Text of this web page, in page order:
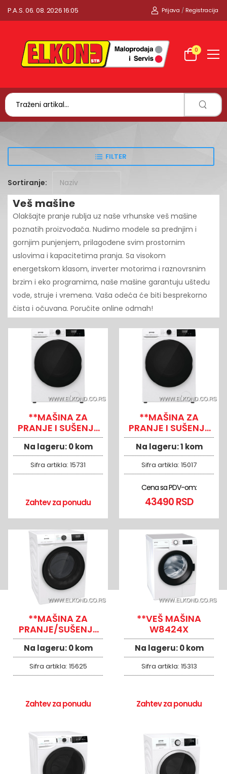
P.A.S. 06. 08. 2026 16:05 Prijava / Registracija
0
FILTER
Sortiranje:
Veš mašine
Olakšajte pranje rublja uz naše vrhunske veš mašine
poznatih proizvođača. Nudimo modele sa prednjim i
gornjim punjenjem, prilagođene svim prostornim
uslovima i kapacitetima pranja. Sa visokom
energetskom klasom, inverter motorima i raznovrsnim
brzim i eko programima, naše mašine garantuju uštedu
vode, struje i vremena. Vaša odeća će biti besprekorno
čista i očuvana. Poručite online odmah!
**MAŠINA ZA
PRANJE I SUŠENJE
WD2A164ADS
20009492
GORENJE
Na lageru:0 kom
Sifra artikla: 15731
Zahtev za ponudu
**MAŠINA ZA
PRANJE I SUŠENJE
WD2A854ADS
20009495
Na lageru:1 kom
Sifra artikla: 15017
Cena sa PDV-om:
43490 RSD
**MAŠINA ZA
PRANJE/SUŠENJE
WD8514S GORENJE
737951
Na lageru:0 kom
Sifra artikla: 15625
Zahtev za ponudu
**VEŠ MAŠINA
W8424X
Na lageru:0 kom
Sifra artikla: 15313
Zahtev za ponudu